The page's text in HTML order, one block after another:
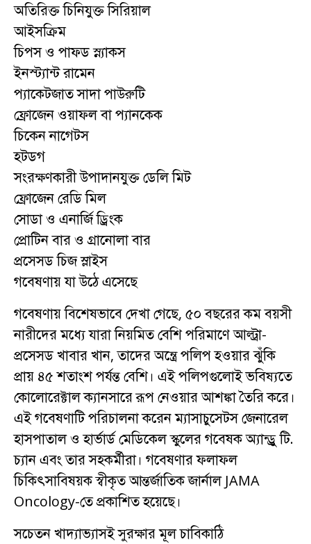
অতিরিক্ত চিনিযুক্ত সিরিয়াল
আইসক্রিম
চিপস ও পাফড স্ন্যাকস
ইনস্ট্যান্ট রামেন
প্যাকেটজাত সাদা পাউরুটি
ফ্রোজেন ওয়াফল বা প্যানকেক
চিকেন নাগেটস
হটডগ
সংরক্ষণকারী উপাদানযুক্ত ডেলি মিট
ফ্রোজেন রেডি মিল
সোডা ও এনার্জি ড্রিংক
প্রোটিন বার ও গ্রানোলা বার
প্রসেসড চিজ স্লাইস
গবেষণায় যা উঠে এসেছে
গবেষণায় বিশেষভাবে দেখা গেছে, ৫০ বছরের কম বয়সী
নারীদের মধ্যে যারা নিয়মিত বেশি পরিমাণে আল্ট্রা-
প্রসেসড খাবার খান, তাদের অন্ত্রে পলিপ হওয়ার ঝুঁকি
প্রায় ৪৫ শতাংশ পর্যন্ত বেশি। এই পলিপগুলোই ভবিষ্যতে
কোলোরেক্টাল ক্যানসারে রূপ নেওয়ার আশঙ্কা তৈরি করে।
এই গবেষণাটি পরিচালনা করেন ম্যাসাচুসেটস জেনারেল
হাসপাতাল ও হার্ভার্ড মেডিকেল স্কুলের গবেষক অ্যান্ড্রু টি.
চ্যান এবং তার সহকর্মীরা। গবেষণার ফলাফল
চিকিৎসাবিষয়ক স্বীকৃত আন্তর্জাতিক জার্নাল JAMA
Oncology-তে প্রকাশিত হয়েছে।
সচেতন খাদ্যাভ্যাসই সুরক্ষার মূল চাবিকাঠি